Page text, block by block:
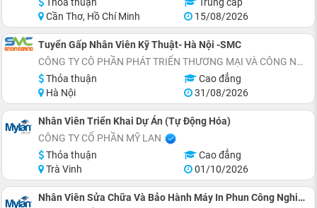
Cần Thơ, Hồ Chí Minh
15/08/2026
Tuyển Gấp Nhân Viên Kỹ Thuật- Hà Nội -SMC
CÔNG TY CÔ PHẦN PHÁT TRIỂN THƯƠNG MẠI VÀ CÔNG NGHỆ SMC ENGINEERING
Thỏa thuận
Cao đẳng
Hà Nội
31/08/2026
Nhân Viên Triển Khai Dự Án (Tự Động Hóa)
CÔNG TY CỔ PHẦN MỸ LAN
Thỏa thuận
Cao đẳng
Trà Vinh
01/10/2026
Nhân Viên Sửa Chữa Và Bảo Hành Máy In Phun Công Nghiệp